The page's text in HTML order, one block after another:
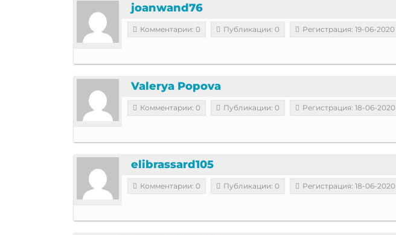
joanwand76
Комментарии: 0 Публикации: 0 Регистрация: 19-06-2020
Valerya Popova
Комментарии: 0 Публикации: 0 Регистрация: 18-06-2020
elibrassard105
Комментарии: 0 Публикации: 0 Регистрация: 18-06-2020